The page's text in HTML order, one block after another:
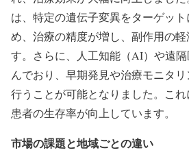
は、特定の遺伝子変異をターゲッ
め、治療の精度が増し、副作用の
す。さらに、人工知能（AI）や遠
んでおり、早期発見や治療モニタ
行うことが可能となりました。こ
患者の生存率が向上しています。
市場の課題と地域ごとの違い